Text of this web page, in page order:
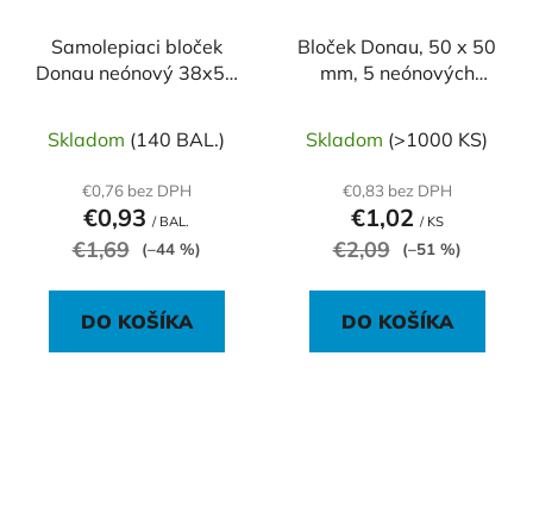
Samolepiaci bloček
Donau neónový 38x51
Skladom (140 BAL.)
€0,76 bez DPH
€0,93 / BAL.
€1,69 (–44 %)
DO KOŠÍKA
Bloček Donau, 50 x 50
mm, 5 neónových
Skladom (>1000 KS)
€0,83 bez DPH
€1,02 / KS
€2,09 (–51 %)
DO KOŠÍKA